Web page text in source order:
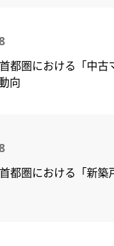
都圏における「中古
向
都圏における「新築